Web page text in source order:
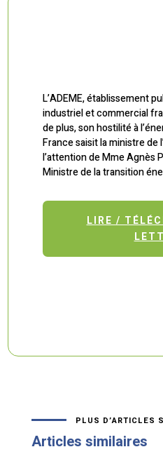
L’ADEME, établissement
industriel et commercial
de plus, son hostilité à
France saisit la ministre de
l’attention de Mme Agnès
Ministre de la transition
LIRE /
PLUS D’ARTICLES
Articles similaires